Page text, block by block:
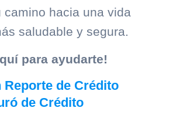
camino hacia una vida
saludable y segura.
para ayudarte!
Reporte de Crédito
de Crédito